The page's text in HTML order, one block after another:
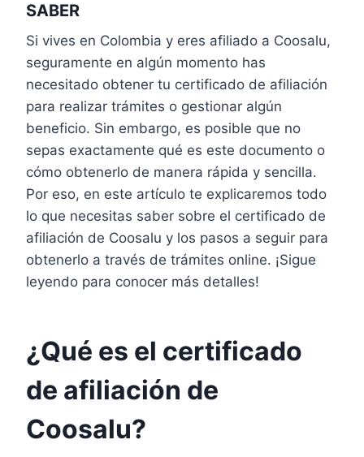
SABER
Si vives en Colombia y eres afiliado a Coosalu,
seguramente en algún momento has
necesitado obtener tu certificado de afiliación
para realizar trámites o gestionar algún
beneficio. Sin embargo, es posible que no
sepas exactamente qué es este documento o
cómo obtenerlo de manera rápida y sencilla.
Por eso, en este artículo te explicaremos todo
lo que necesitas saber sobre el certificado de
afiliación de Coosalu y los pasos a seguir para
obtenerlo a través de trámites online. ¡Sigue
leyendo para conocer más detalles!
¿Qué es el certificado
de afiliación de
Coosalu?